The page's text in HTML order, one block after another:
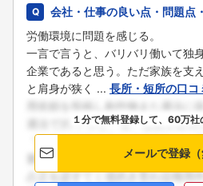
会社・仕事の良い点・問題点
労働環境に問題を感じる。
一言で言うと、バリバリ働いて独
企業であると思う。ただ家族を支
と肩身が狭く ... 長所・短所の口コ
１分で無料登録して、60万
メールで登録（